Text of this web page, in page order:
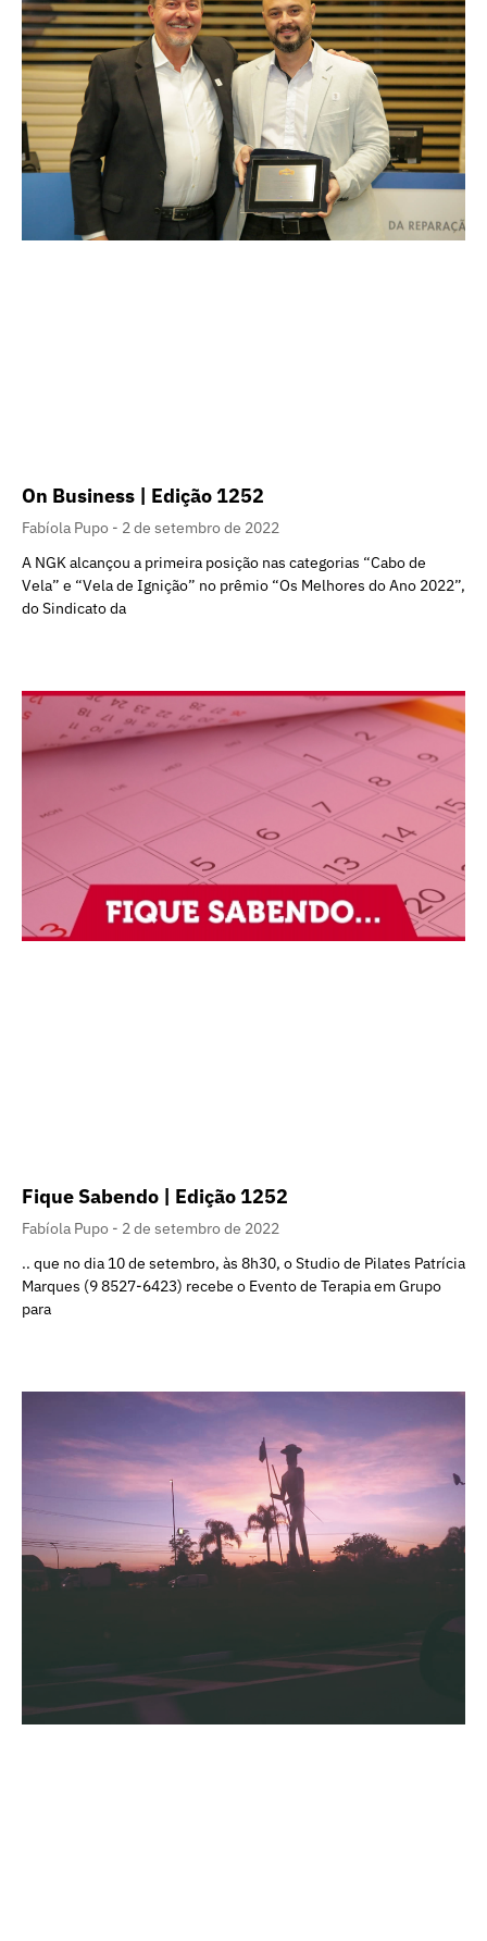
On Business | Edição 1252
Fabíola Pupo
2 de setembro de 2022
A NGK alcançou a primeira posição nas categorias “Cabo de
Vela” e “Vela de Ignição” no prêmio “Os Melhores do Ano 2022”,
do Sindicato da
Fique Sabendo | Edição 1252
Fabíola Pupo
2 de setembro de 2022
.. que no dia 10 de setembro, às 8h30, o Studio de Pilates Patrícia
Marques (9 8527-6423) recebe o Evento de Terapia em Grupo
para